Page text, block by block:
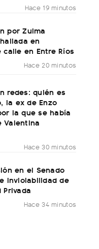
Hace 19 minutos
por Zulma
en
en Entre Ríos
Hace 20 minutos
redes: quién es
la ex de Enzo
la que se había
Valentina
Hace 30 minutos
en el Senado
Inviolabilidad de
Privada
Hace 34 minutos